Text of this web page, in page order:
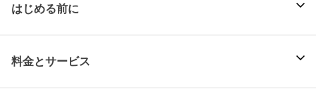
はじめる前に
料金とサービス